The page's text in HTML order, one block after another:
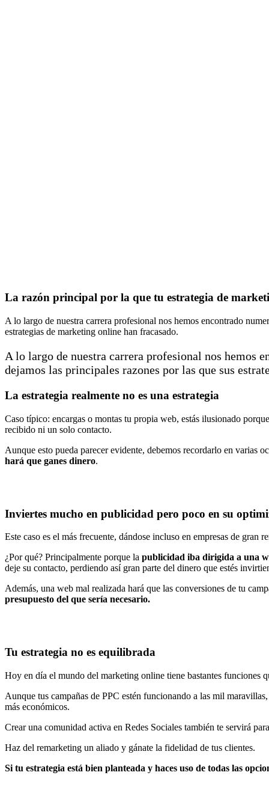
La razón principal por la que tu estrategia de
A lo largo de nuestra carrera profesional nos hemos encontrado
estrategias de marketing online han fracasado.
A lo largo de nuestra carrera profesional nos hemos
dejamos las principales razones por las que sus
La estrategia realmente no es una estrategia
Caso típico: encargas o montas tu propia web, estás ilusionado
recibido ni un solo contacto.
Aunque esto pueda parecer evidente, debemos recordarlo en varias
hará que ganes dinero.
Inviertes mucho en publicidad pero poco en su
Este caso es el más frecuente, dándose incluso en empresas de gran
¿Por qué? Principalmente porque la publicidad iba dirigida a una
deje su contacto, perdiendo así gran parte del dinero que estés
Además, una web mal realizada hará que las conversiones de tu
presupuesto del que sería necesario.
Tu estrategia no es equilibrada
Hoy en día el mundo del marketing online tiene bastantes funciones
Aunque tus campañas de PPC estén funcionando a las mil
más económicos.
Crear una comunidad activa en Redes Sociales también te servirá
Haz del remarketing un aliado y gánate la fidelidad de tus clientes.
Si tu estrategia está bien planteada y haces uso de todas las